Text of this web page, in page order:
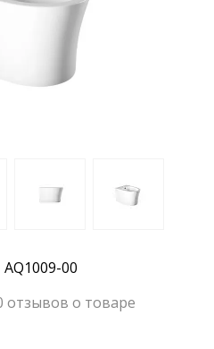
комнат
AQ1009-00
отзывов о товаре